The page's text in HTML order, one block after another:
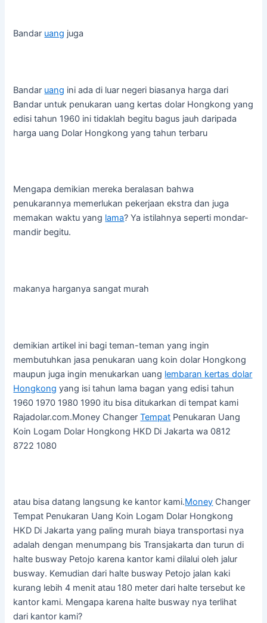
Bandar uang juga
Bandar uang ini ada di luar negeri biasanya harga dari
Bandar untuk penukaran uang kertas dolar Hongkong yang
edisi tahun 1960 ini tidaklah begitu bagus jauh daripada
harga uang Dolar Hongkong yang tahun terbaru
Mengapa demikian mereka beralasan bahwa
penukarannya memerlukan pekerjaan ekstra dan juga
memakan waktu yang lama? Ya istilahnya seperti mondar-
mandir begitu.
makanya harganya sangat murah
demikian artikel ini bagi teman-teman yang ingin
membutuhkan jasa penukaran uang koin dolar Hongkong
maupun juga ingin menukarkan uang lembaran kertas dolar
Hongkong yang isi tahun lama bagan yang edisi tahun
1960 1970 1980 1990 itu bisa ditukarkan di tempat kami
Rajadolar.com.Money ChangerTempat Penukaran Uang
Koin Logam Dolar Hongkong HKD Di Jakarta wa 0812
8722 1080
atau bisa datang langsung ke kantor kami.Money Changer
Tempat Penukaran Uang Koin Logam Dolar Hongkong
HKD Di Jakarta yang paling murah biaya transportasi nya
adalah dengan menumpang bis Transjakarta dan turun di
halte busway Petojo karena kantor kami dilalui oleh jalur
busway. Kemudian dari halte busway Petojo jalan kaki
kurang lebih 4 menit atau 180 meter dari halte tersebut ke
kantor kami. Mengapa karena halte busway nya terlihat
dari kantor kami?